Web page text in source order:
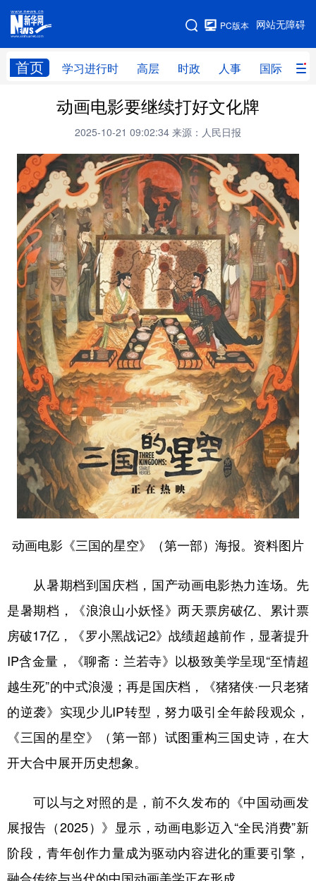
网站无障碍
PC版本
首页 学习进行时 高层 时政 人事 国际 财
网站地图
学习进行时 高层 时政
财经 网评
台湾 思客智库 全球连线 教育
科技 科创 量子 体育
文化 书画 健康 军事
访谈 视频 图片 政务
法律 中央文件 金融 汽车
食品 人居 信息化 数字经济
学术中国 乡村振兴 银龄 溯源中国
城市 旅游 能源 会展
彩票 娱乐 时尚 悦读
公益 一带一路 亚太网 上市公司
文化产业
地方频道
北京 天津 河北 山西
浙江 安徽 福建 江西
山东 河南 湖北 湖南
广东 广西 海南 重庆
四川 贵州 云南 西藏
多语种频道
English Español Français عربى
动画电影要继续打好文化牌
2025-10-21 09:02:34 来源：人民日报
动画电影《三国的星空》（第一部）海报。资料图片
从暑期档到国庆档，国产动画电影热力连场。先
是暑期档，《浪浪山小妖怪》两天票房破亿、累计票
房破17亿，《罗小黑战记2》战绩超越前作，显著提升
IP含金量，《聊斋：兰若寺》以极致美学呈现“至情超
越生死”的中式浪漫；再是国庆档，《猪猪侠·一只老猪
的逆袭》实现少儿IP转型，努力吸引全年龄段观众，
《三国的星空》（第一部）试图重构三国史诗，在大
开大合中展开历史想象。
可以与之对照的是，前不久发布的《中国动画发
展报告（2025）》显示，动画电影迈入“全民消费”新
阶段，青年创作力量成为驱动内容进化的重要引擎，
融合传统与当代的中国动画美学正在形成。